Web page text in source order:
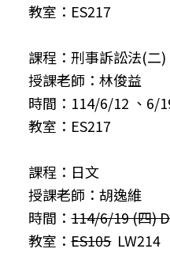
教室：ES217
課程：刑事訴訟法(二)
授課老師：林俊益
時間：114/6/12 、6/
教室：ES217
課程：日文
授課老師：胡逸維
時間：114/6/19 (四)
教室：ES105LW214